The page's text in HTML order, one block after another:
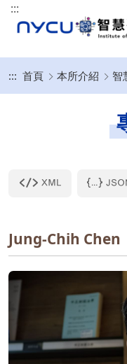
:::
::: 首頁 本所介紹 智
Jung-Chih Chen